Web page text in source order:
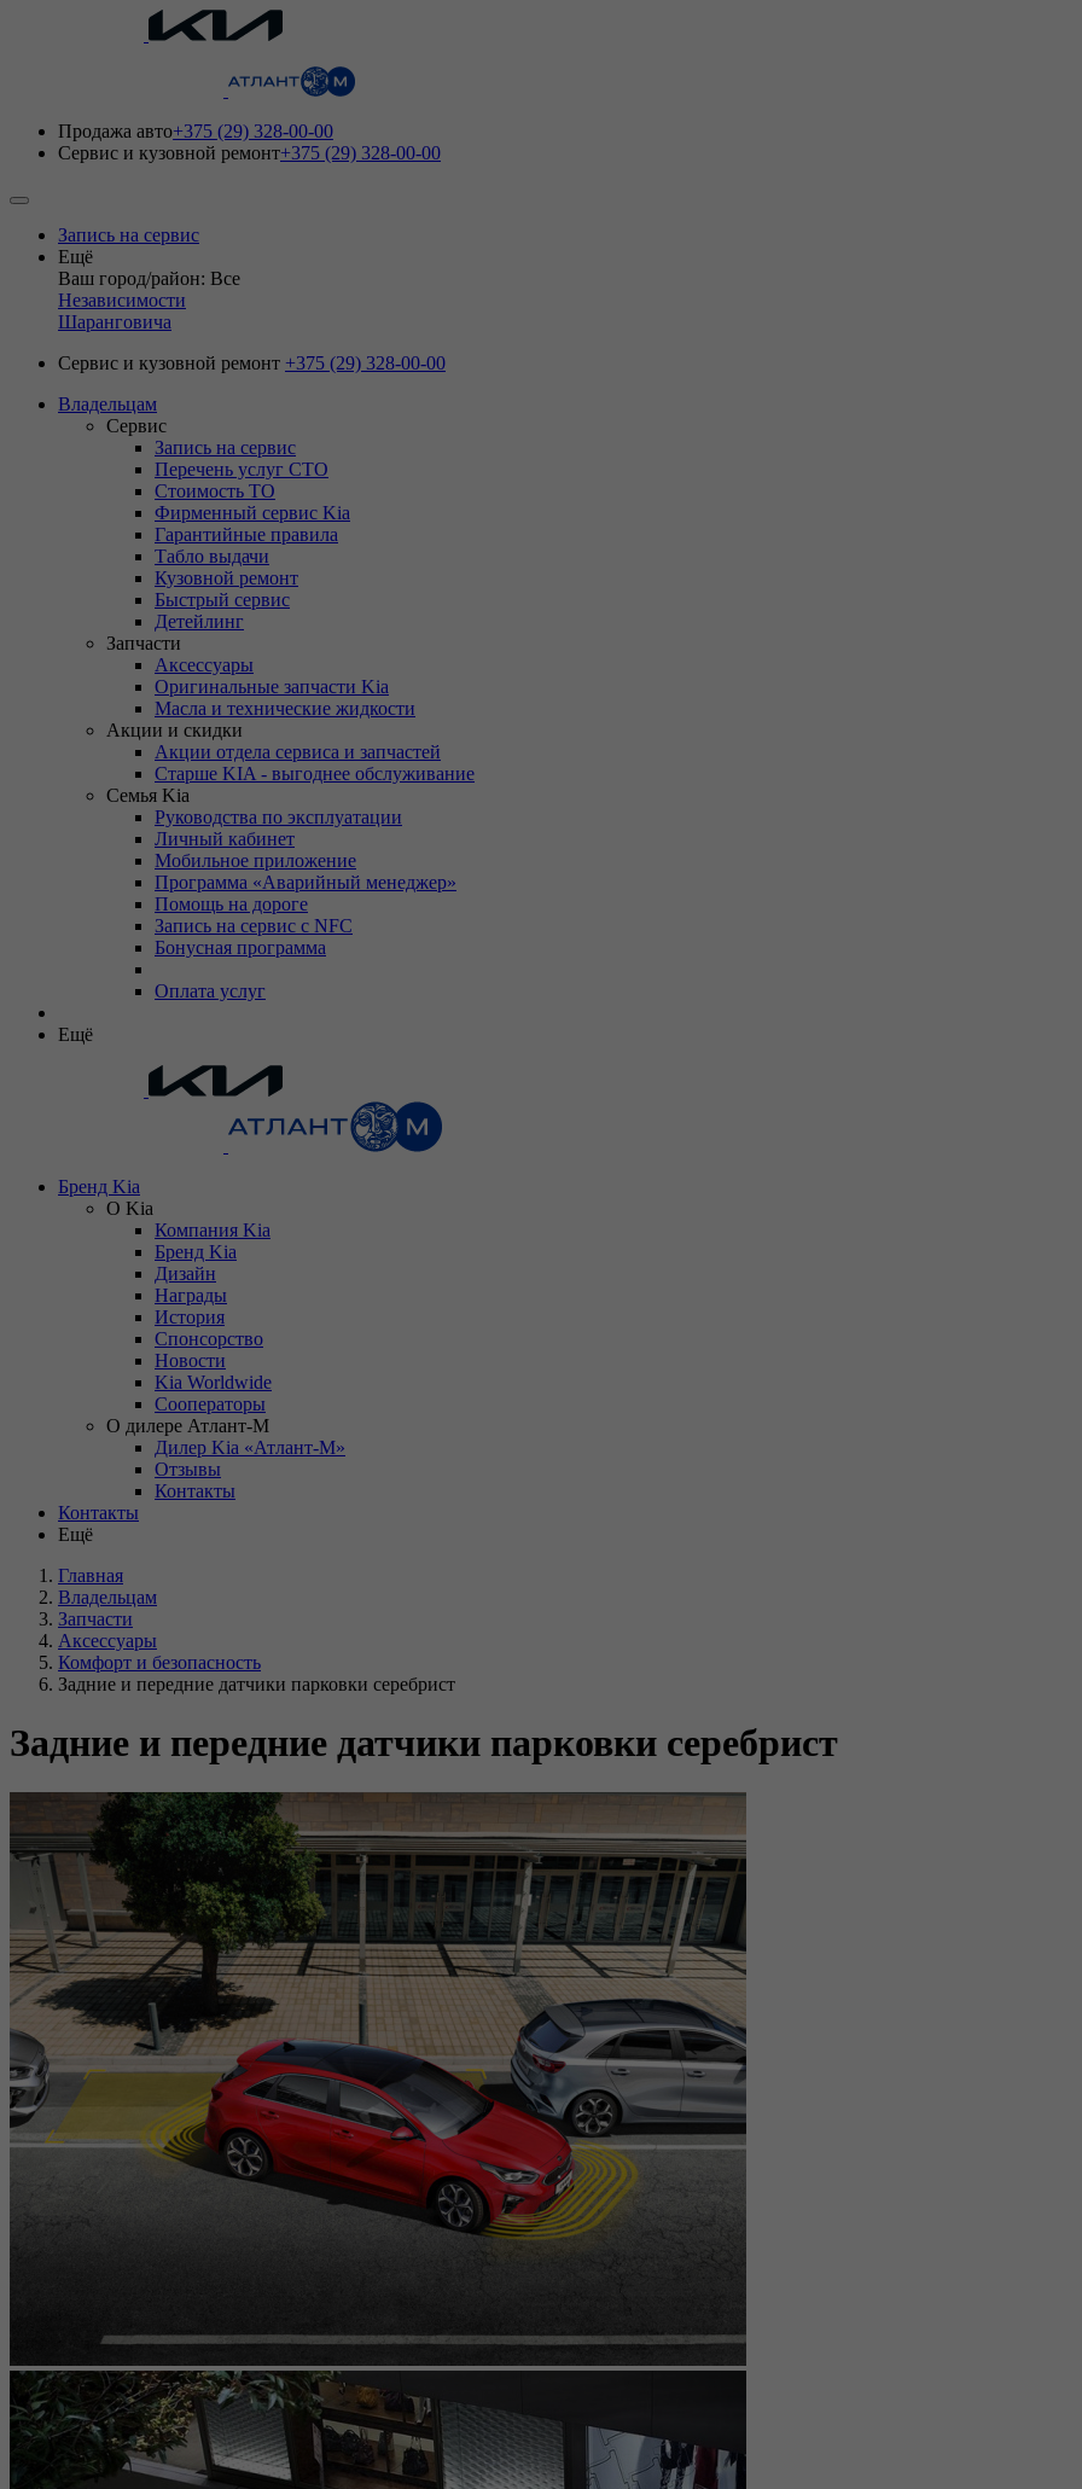
Продажа авто+375 (29) 328-00-00
Сервис и кузовной ремонт+375 (29) 328-00-00
Запись на сервис
Ещё
Ваш город/район: Все
Независимости
Шаранговича
Сервис и кузовной ремонт +375 (29) 328-00-00
Владельцам
Сервис
Запись на сервис
Перечень услуг СТО
Стоимость ТО
Фирменный сервис Kia
Гарантийные правила
Табло выдачи
Кузовной ремонт
Быстрый сервис
Детейлинг
Запчасти
Аксессуары
Оригинальные запчасти Kia
Масла и технические жидкости
Акции и скидки
Акции отдела сервиса и запчастей
Старше KIA - выгоднее обслуживание
Семья Kia
Руководства по эксплуатации
Личный кабинет
Мобильное приложение
Программа «Аварийный менеджер»
Помощь на дороге
Запись на сервис с NFC
Бонусная программа
Оплата услуг
Ещё
Бренд Kia
О Kia
Компания Kia
Бренд Kia
Дизайн
Награды
История
Спонсорство
Новости
Kia Worldwide
Сооператоры
О дилере Атлант-М
Дилер Kia «Атлант-М»
Отзывы
Контакты
Контакты
Ещё
Главная
Владельцам
Запчасти
Аксессуары
Комфорт и безопасность
Задние и передние датчики парковки серебрист
Задние и передние датчики парковки серебрист